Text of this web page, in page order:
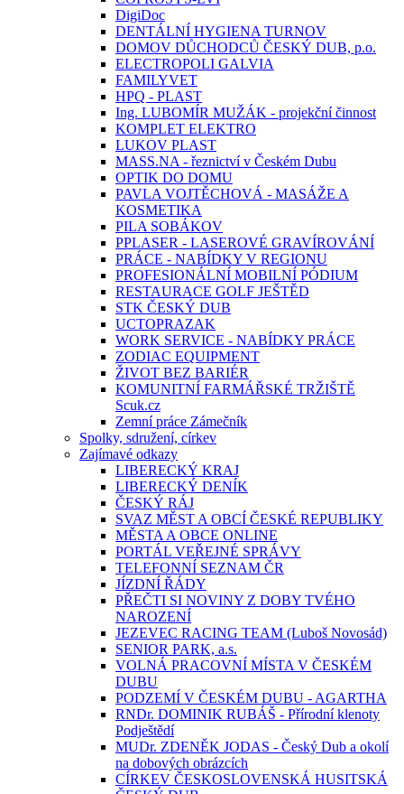
DigiDoc
DENTÁLNÍ HYGIENA TURNOV
DOMOV DŮCHODCŮ ČESKÝ DUB, p.o.
ELECTROPOLI GALVIA
FAMILYVET
HPQ - PLAST
Ing. LUBOMÍR MUŽÁK - projekční činnost
KOMPLET ELEKTRO
LUKOV PLAST
MASS.NA - řeznictví v Českém Dubu
OPTIK DO DOMU
PAVLA VOJTĚCHOVÁ - MASÁŽE A
KOSMETIKA
PILA SOBÁKOV
PPLASER - LASEROVÉ GRAVÍROVÁNÍ
PRÁCE - NABÍDKY V REGIONU
PROFESIONÁLNÍ MOBILNÍ PÓDIUM
RESTAURACE GOLF JEŠTĚD
STK ČESKÝ DUB
UCTOPRAZAK
WORK SERVICE - NABÍDKY PRÁCE
ZODIAC EQUIPMENT
ŽIVOT BEZ BARIÉR
KOMUNITNÍ FARMÁŘSKÉ TRŽIŠTĚ
Scuk.cz
Zemní práce Zámečník
Spolky, sdružení, církev
Zajímavé odkazy
LIBERECKÝ KRAJ
LIBERECKÝ DENÍK
ČESKÝ RÁJ
SVAZ MĚST A OBCÍ ČESKÉ REPUBLIKY
MĚSTA A OBCE ONLINE
PORTÁL VEŘEJNÉ SPRÁVY
TELEFONNÍ SEZNAM ČR
JÍZDNÍ ŘÁDY
PŘEČTI SI NOVINY Z DOBY TVÉHO
NAROZENÍ
JEZEVEC RACING TEAM (Luboš Novosád)
SENIOR PARK, a.s.
VOLNÁ PRACOVNÍ MÍSTA V ČESKÉM
DUBU
PODZEMÍ V ČESKÉM DUBU - AGARTHA
RNDr. DOMINIK RUBÁŠ - Přírodní klenoty
Podještědí
MUDr. ZDENĚK JODAS - Český Dub a okolí
na dobových obrázcích
CÍRKEV ČESKOSLOVENSKÁ HUSITSKÁ